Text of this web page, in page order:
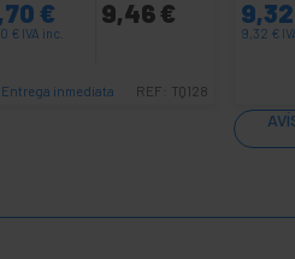
€
€ IVA inc.
9,46 €
Entrega inmediata REF: TQ128
9,32
9,32 €